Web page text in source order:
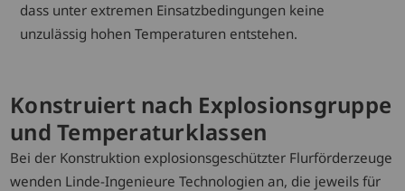
dass unter extremen Einsatzbedingungen keine
unzulässig hohen Temperaturen entstehen.
Konstruiert nach Explosionsgruppe
und Temperaturklassen
Bei der Konstruktion explosionsgeschützter Flurförderzeuge
wenden Linde-Ingenieure Technologien an, die jeweils für